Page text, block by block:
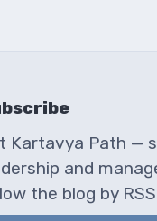
Kartavya Path —
and
the blog by